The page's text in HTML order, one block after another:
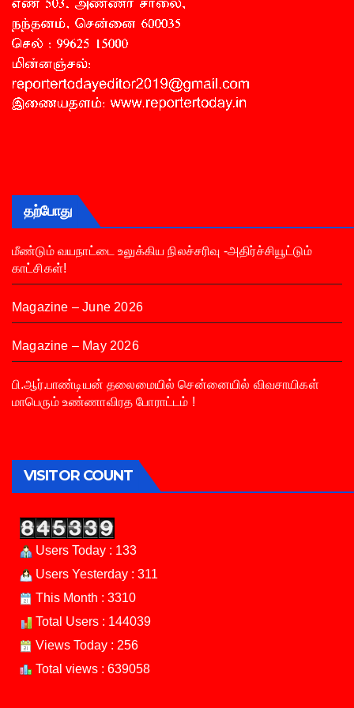
தற்போது
மீண்டும் வயநாட்டை உலுக்கிய நிலச்சரிவு -அதிர்ச்சியூட்டும்
காட்சிகள்!
Magazine – June 2026
Magazine – May 2026
பி.ஆர்.பாண்டியன் தலைமையில் சென்னையில் விவசாயிகள்
மாபெரும் உண்ணாவிரத போராட்டம் !
VISITOR COUNT
Users Today : 133
Users Yesterday : 311
This Month : 3310
Total Users : 144039
Views Today : 256
Total views : 639058